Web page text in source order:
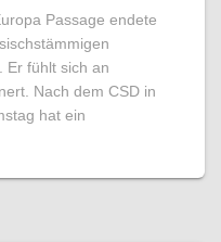
Passage endete
Er fühlt sich an
Nach dem CSD in
hat ein